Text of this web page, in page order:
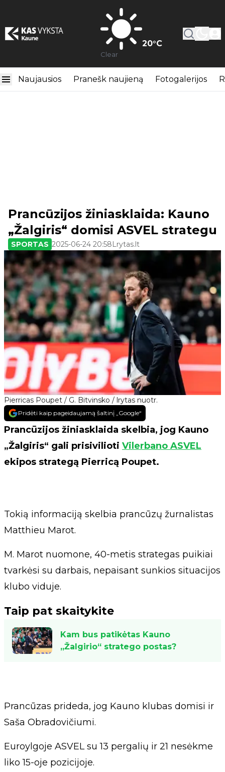
20°C
Clear
Naujausios Pranešk naujieną Fotogalerijos
Pierricas Poupet / G. Bitvinsko / lrytas nuotr.
Prancūzijos žiniasklaida: Kauno
„Žalgiris“ domisi ASVEL strategu
SPORTAS 2025-06-24 20:58Lrytas.lt
Pridėti kaip pageidaujamą šaltinį „Google“
Prancūzijos žiniasklaida skelbia, jog Kauno
„Žalgiris“ gali prisivilioti Vilerbano ASVEL
ekipos strategą Pierricą Poupet.
Tokią informaciją skelbia prancūzų žurnalistas
Matthieu Marot.
M. Marot nuomone, 40-metis strategas puikiai
tvarkėsi su darbais, nepaisant sunkios situacijos
klubo viduje.
Taip pat skaitykite
Kam bus patikėtas Kauno
„Žalgirio“ stratego postas?
Prancūzas prideda, jog Kauno klubas domisi ir
Saša Obradovičiumi.
Euroylgoje ASVEL su 13 pergalių ir 21 nesėkme
liko 15-oje pozicijoje.